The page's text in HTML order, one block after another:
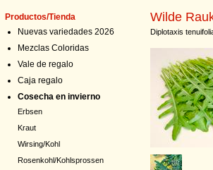
Productos/Tienda
Nuevas variedades 2026
Mezclas Coloridas
Vale de regalo
Caja regalo
Cosecha en invierno
Erbsen
Kraut
Wirsing/Kohl
Rosenkohl/Kohlsprossen
Wilde
Diplotaxis